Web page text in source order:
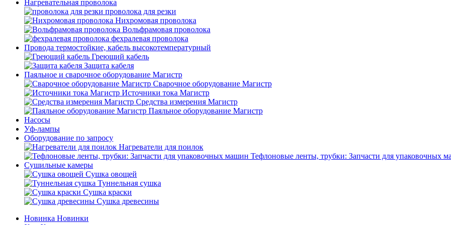
Нагревательная проволока
проволока для резки
Нихромовая проволока
Вольфрамовая проволока
фехралевая проволока
Провода термостойкие, кабель высокотемпературный
Греющий кабель
Защита кабеля
Паяльное и сварочное оборудование Магистр
Сварочное оборудование Магистр
Источники тока Магистр
Средства измерения Магистр
Паяльное оборудование Магистр
Насосы
Уф-лампы
Оборудование по запросу
Нагреватели для поилок
Тефлоновые ленты, трубки: Запчасти для упаковочных
Сушильные камеры
Сушка овощей
Туннельная сушка
Сушка краски
Сушка древесины
Новинка Новинки